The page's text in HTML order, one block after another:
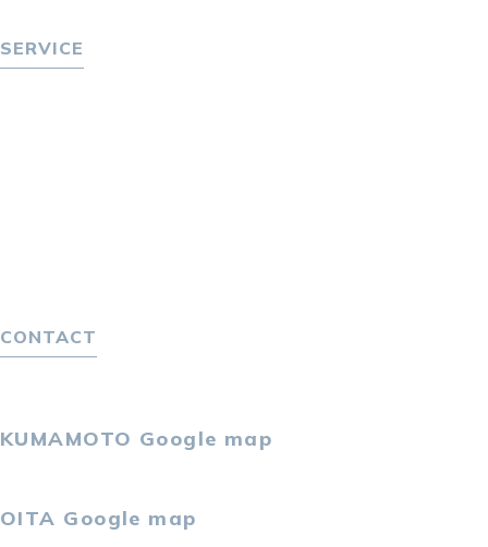
KUMAMOTO Google map
OITA Google map
SERVICE
CONTACT